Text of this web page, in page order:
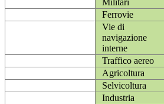
Militari
Ferrovie
Vie di
navigazione
interne
Traffico aereo
Agricoltura
Selvicoltura
Industria